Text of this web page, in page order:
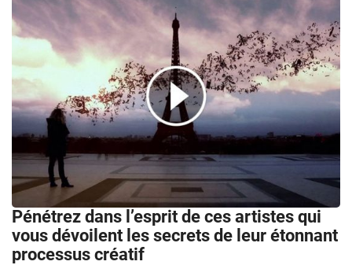
Pénétrez dans l’esprit de ces artistes qui
vous dévoilent les secrets de leur étonnant
processus créatif